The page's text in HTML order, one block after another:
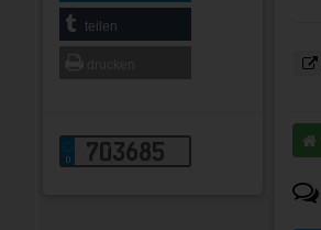
teilen
703685